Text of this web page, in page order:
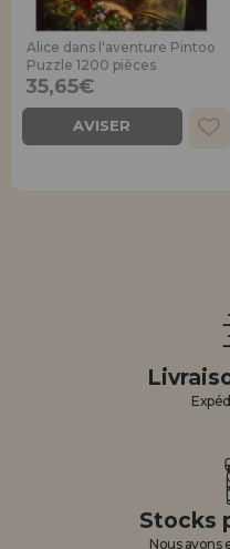
Alice dans l'aventure Pintoo
Puzzle 1200 pièces
35,65€
AVISER
Stocks
Nous avons